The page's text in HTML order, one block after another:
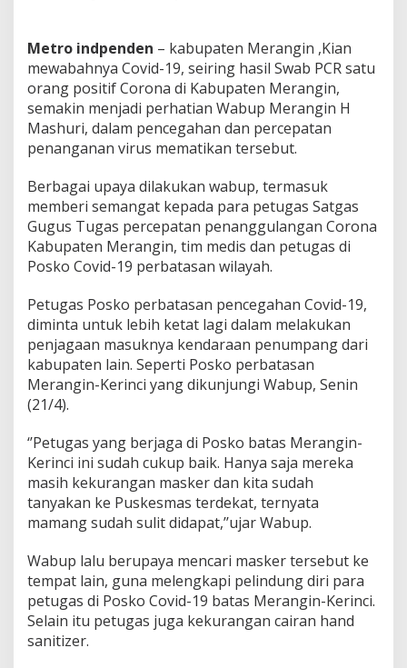
n
a
,
H
a
r
s
e
r
h
t
i
h
a
l
a
Metro indpenden – kabupaten Merangin ,Kian
mewabahnya Covid-19, seiring hasil Swab PCR satu
orang positif Corona di Kabupaten Merangin,
semakin menjadi perhatian Wabup Merangin H
Mashuri, dalam pencegahan dan percepatan
penanganan virus mematikan tersebut.
Berbagai upaya dilakukan wabup, termasuk
memberi semangat kepada para petugas Satgas
Gugus Tugas percepatan penanggulangan Corona
Kabupaten Merangin, tim medis dan petugas di
Posko Covid-19 perbatasan wilayah.
Petugas Posko perbatasan pencegahan Covid-19,
diminta untuk lebih ketat lagi dalam melakukan
penjagaan masuknya kendaraan penumpang dari
kabupaten lain. Seperti Posko perbatasan
Merangin-Kerinci yang dikunjungi Wabup, Senin
(21/4).
‘’Petugas yang berjaga di Posko batas Merangin-
Kerinci ini sudah cukup baik. Hanya saja mereka
masih kekurangan masker dan kita sudah
tanyakan ke Puskesmas terdekat, ternyata
mamang sudah sulit didapat,’’ujar Wabup.
Wabup lalu berupaya mencari masker tersebut ke
tempat lain, guna melengkapi pelindung diri para
petugas di Posko Covid-19 batas Merangin-Kerinci.
Selain itu petugas juga kekurangan cairan hand
sanitizer.